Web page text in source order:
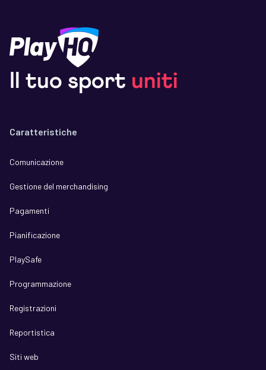
Il tuo sport uniti
Caratteristiche
Comunicazione
Gestione del merchandising
Pagamenti
Pianificazione
PlaySafe
Programmazione
Registrazioni
Reportistica
Siti web